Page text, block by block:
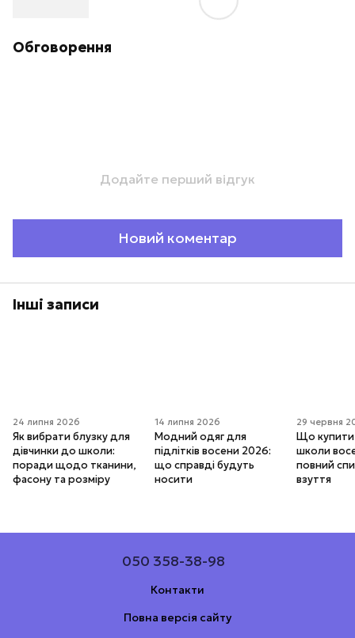
Обговорення
Додайте перший відгук
Новий коментар
Інші записи
24 липня 2026
Як вибрати блузку для
дівчинки до школи:
поради щодо тканини,
фасону та розміру
14 липня 2026
Модний одяг для
підлітків восени 2026:
що справді будуть
носити
29 червня
Що купити
школи
повний
взуття
050 358-38-98
Контакти
Повна версія сайту